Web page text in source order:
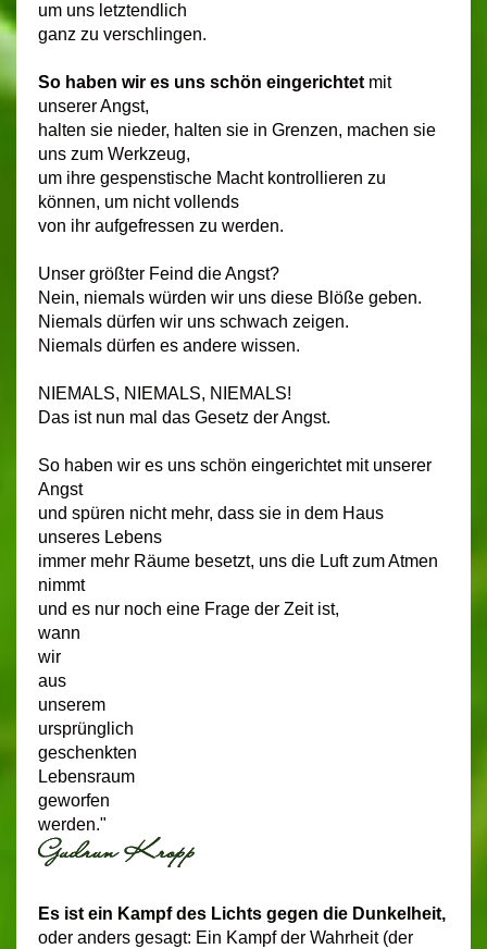
um uns letztendlich
ganz zu verschlingen.
So haben wir es uns schön eingerichtet mit
unserer Angst,
halten sie nieder, halten sie in Grenzen, machen sie
uns zum Werkzeug,
um ihre gespenstische Macht kontrollieren zu
können, um nicht vollends
von ihr aufgefressen zu werden.
Unser größter Feind die Angst?
Nein, niemals würden wir uns diese Blöße geben.
Niemals dürfen wir uns schwach zeigen.
Niemals dürfen es andere wissen.
NIEMALS, NIEMALS, NIEMALS!
Das ist nun mal das Gesetz der Angst.
So haben wir es uns schön eingerichtet mit unserer
Angst
und spüren nicht mehr, dass sie in dem Haus
unseres Lebens
immer mehr Räume besetzt, uns die Luft zum Atmen
nimmt
und es nur noch eine Frage der Zeit ist,
wann
wir
aus
unserem
ursprünglich
geschenkten
Lebensraum
geworfen
werden."
Es ist ein Kampf des Lichts gegen die Dunkelheit,
oder anders gesagt: Ein Kampf der Wahrheit (der